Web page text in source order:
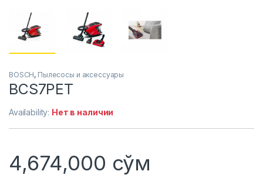
BOSCH, Пылесосы и аксессуары
BCS7PET
Availability: Нет в наличии
4,674,000 сўм